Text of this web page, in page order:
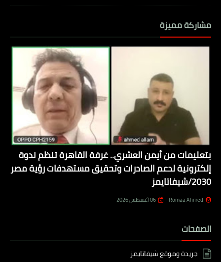
مشاركة مميزة
بتعليمات من أيمن العشري.. غرفة القاهرة تنظم ندوة
إلكترونية لدعم الصادرات وتحقيق مستهدفات رؤية مصر
2030/شيفاتايمز
Romaa Ahmed 06 أغسطس 2026
الصفحات
جريدة وموقع شيفاتايمز